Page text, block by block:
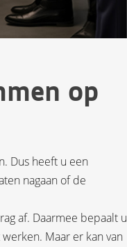
op
Dus heeft u een
nagaan of de
af. Daarmee bepaalt u
Maar er kan van